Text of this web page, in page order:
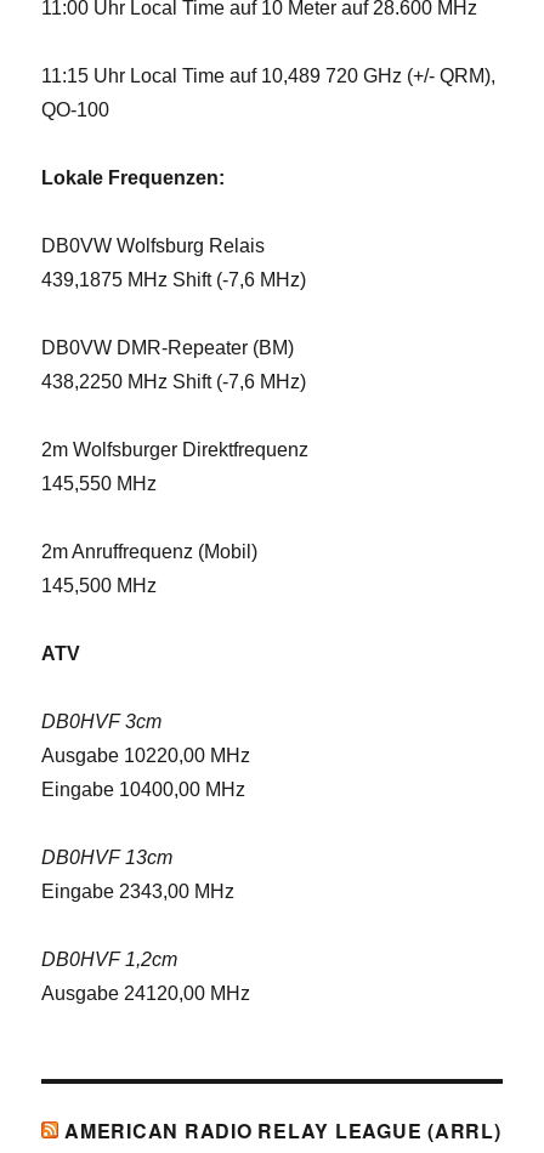
11:00 Uhr Local Time auf 10 Meter auf 28.600 MHz
11:15 Uhr Local Time auf 10,489 720 GHz (+/- QRM),
QO-100
Lokale Frequenzen:
DB0VW Wolfsburg Relais
439,1875 MHz Shift (-7,6 MHz)
DB0VW DMR-Repeater (BM)
438,2250 MHz Shift (-7,6 MHz)
2m Wolfsburger Direktfrequenz
145,550 MHz
2m Anruffrequenz (Mobil)
145,500 MHz
ATV
DB0HVF 3cm
Ausgabe 10220,00 MHz
Eingabe 10400,00 MHz
DB0HVF 13cm
Eingabe 2343,00 MHz
DB0HVF 1,2cm
Ausgabe 24120,00 MHz
AMERICAN RADIO RELAY LEAGUE (ARRL)